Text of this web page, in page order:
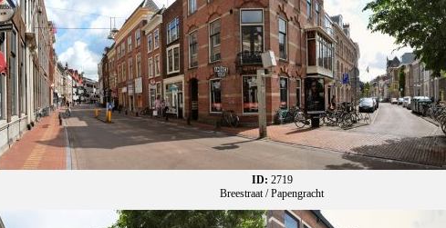
ID: 2719
Breestraat / Papengracht